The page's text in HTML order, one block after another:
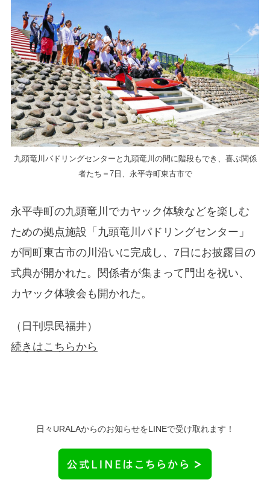
九頭竜川パドリングセンターと九頭竜川の間に階段もでき、喜ぶ関係
者たち＝7日、永平寺町東古市で
永平寺町の九頭竜川でカヤック体験などを楽しむ
ための拠点施設「九頭竜川パドリングセンター」
が同町東古市の川沿いに完成し、7日にお披露目の
式典が開かれた。関係者が集まって門出を祝い、
カヤック体験会も開かれた。
（日刊県民福井）
続きはこちらから
日々URALAからのお知らせをLINEで受け取れます！